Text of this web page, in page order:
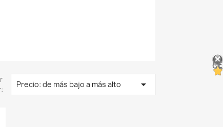
Precio: de más bajo a más alto 